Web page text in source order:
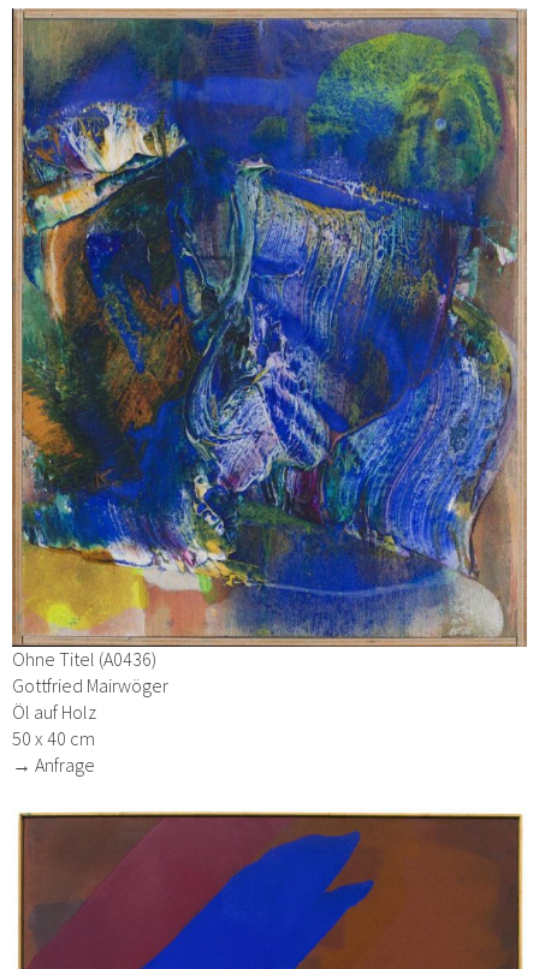
Ohne Titel (A0436)
Gottfried Mairwöger
Öl auf Holz
50 x 40 cm
→ Anfrage